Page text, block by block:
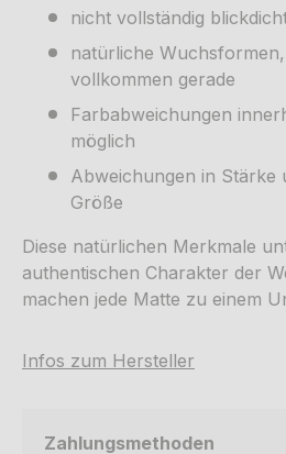
nicht vollständig
natürliche
vollkommen gerade
Farbabweichungen
möglich
Abweichungen in Stärke
Größe
Diese natürlichen Merkmale
authentischen Charakter der
machen jede Matte zu einem
Infos zum Hersteller
Zahlungsmethoden